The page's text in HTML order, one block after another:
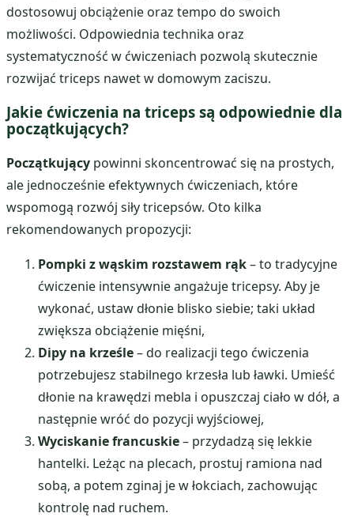
dostosowuj obciążenie oraz tempo do swoich
możliwości. Odpowiednia technika oraz
systematyczność w ćwiczeniach pozwolą skutecznie
rozwijać triceps nawet w domowym zaciszu.
Jakie ćwiczenia na triceps są odpowiednie dla
początkujących?
Początkujący powinni skoncentrować się na prostych,
ale jednocześnie efektywnych ćwiczeniach, które
wspomogą rozwój siły tricepsów. Oto kilka
rekomendowanych propozycji:
Pompki z wąskim rozstawem rąk– to tradycyjne
ćwiczenie intensywnie angażuje tricepsy. Aby je
wykonać, ustaw dłonie blisko siebie; taki układ
zwiększa obciążenie mięśni,
Dipy na krześle– do realizacji tego ćwiczenia
potrzebujesz stabilnego krzesła lub ławki. Umieść
dłonie na krawędzi mebla i opuszczaj ciało w dół, a
następnie wróć do pozycji wyjściowej,
Wyciskanie francuskie– przydadzą się lekkie
hantelki. Leżąc na plecach, prostuj ramiona nad
sobą, a potem zginaj je w łokciach, zachowując
kontrolę nad ruchem.